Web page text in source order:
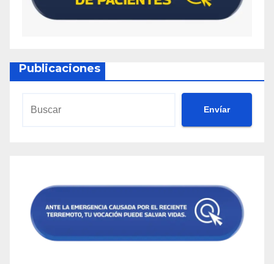
Publicaciones
Envíar